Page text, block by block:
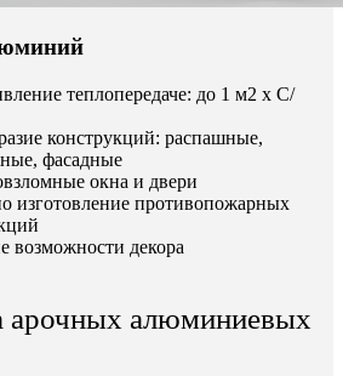
теплопередаче: до 1 м2 х С/
конструкций: распашные,
фасадные
окна и двери
изготовление противопожарных
возможности декора
арочных алюминиевых